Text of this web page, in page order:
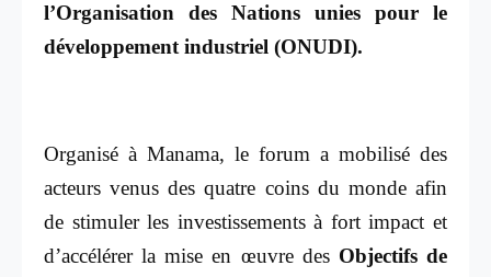
l’Organisation des Nations unies pour le
développement industriel (ONUDI).
Organisé à Manama, le forum a mobilisé des
acteurs venus des quatre coins du monde afin
de stimuler les investissements à fort impact et
d’accélérer la mise en œuvre des Objectifs de